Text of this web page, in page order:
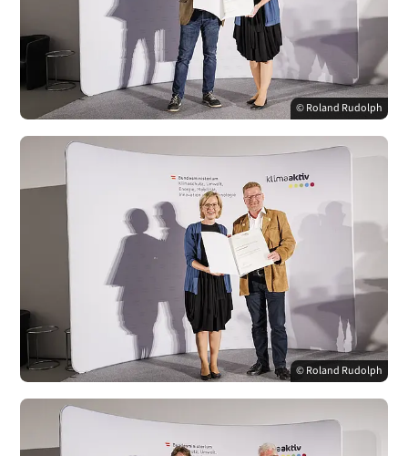
© Roland Rudolph
© Roland Rudolph